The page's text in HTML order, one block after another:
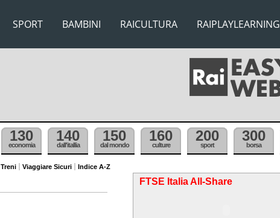
SPORT BAMBINI RAICULTURA RAIPLAYLEARNING
130
economia
140
dall'itallia
150
dal mondo
160
culture
200
sport
300
borsa
Treni Viaggiare Sicuri Indice A-Z
FTSE Italia All-Share